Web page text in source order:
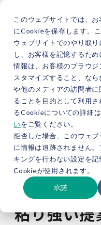
このウェブサイトでは、
にCookieを保存します。
ウェブサイトでのやり取
し、お客様を記憶するた
情報は、お客様のブラウ
スタマイズすること、な
や他のメディアの訪問者
ることを目的として利用
るCookieについての詳細は
いをご覧ください。
拒否した場合、このウェ
に情報は追跡されません
キングを行わない設定を
Cookieが使用されます。
承諾
社員を
Member Interview
TOP 採用情報 メンバ
粘り強い